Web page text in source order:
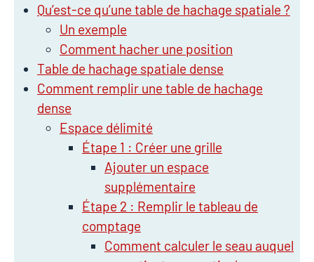
Qu’est-ce qu’une table de hachage spatiale ?
Un exemple
Comment hacher une position
Table de hachage spatiale dense
Comment remplir une table de hachage
dense
Espace délimité
Étape 1 : Créer une grille
Ajouter un espace
supplémentaire
Étape 2 : Remplir le tableau de
comptage
Comment calculer le seau auquel